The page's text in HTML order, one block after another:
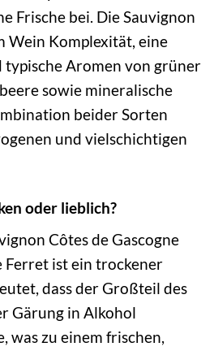
Frische bei. Die Sauvignon
Wein Komplexität, eine
typische Aromen von grüner
sowie mineralische
beider Sorten
und vielschichtigen
oder lieblich?
Côtes de Gascogne
Ferret ist ein trockener
dass der Großteil des
Gärung in Alkohol
was zu einem frischen,